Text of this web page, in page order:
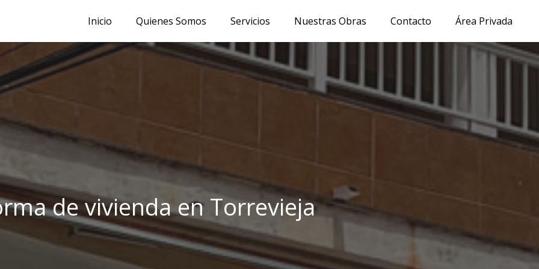
Inicio Quienes Somos Servicios Nuestras Obras Contacto Área Privada
de vivienda en Torrevieja